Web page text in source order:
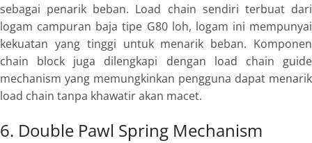
sebagai penarik beban. Load chain sendiri terbuat dari
logam campuran baja tipe G80 loh, logam ini mempunyai
kekuatan yang tinggi untuk menarik beban. Komponen
chain block juga dilengkapi dengan load chain guide
mechanism yang memungkinkan pengguna dapat menarik
load chain tanpa khawatir akan macet.
6. Double Pawl Spring Mechanism